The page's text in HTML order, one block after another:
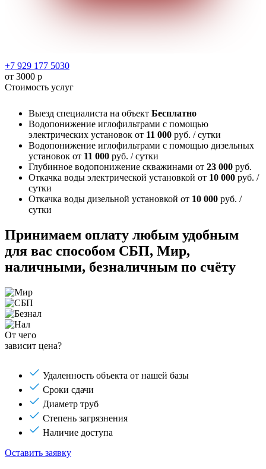
+7 929 177 5030
от 3000 р
Стоимость услуг
Выезд специалиста на объект Бесплатно
Водопонижение иглофильтрами с помощью
электрических установок от 11 000 руб. / сутки
Водопонижение иглофильтрами с помощью дизельных
установок от 11 000 руб. / сутки
Глубинное водопонижение скважинами от 23 000 руб.
Откачка воды электрической установкой от 10 000 руб. /
сутки
Откачка воды дизельной установкой от 10 000 руб. /
сутки
Принимаем оплату любым удобным
для вас способом СБП, Мир,
наличными, безналичным по счёту
От чего
зависит цена?
Удаленность объекта от нашей базы
Сроки сдачи
Диаметр труб
Степень загрязнения
Наличие доступа
Оставить заявку